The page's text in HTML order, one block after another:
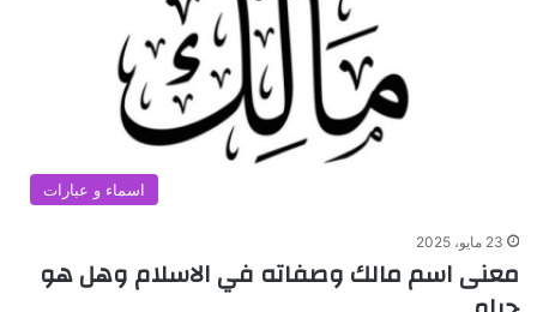
اسماء و عبارات
23 مايو، 2025
معنى اسم مالك وصفاته في الاسلام وهل هو